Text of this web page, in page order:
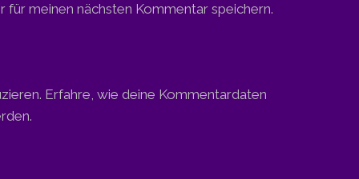
meinen nächsten Kommentar speichern.
Erfahre, wie deine Kommentardaten